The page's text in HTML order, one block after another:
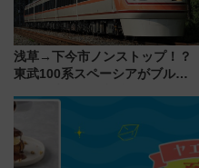
浅草→下今市ノンストップ！？
東武100系スペーシアがブルー
ー当時の停車駅」を再現 運転
時刻や特急券の買い方を紹介